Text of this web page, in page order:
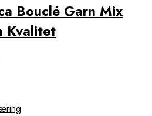
Bouclé Garn Mix
Kvalitet